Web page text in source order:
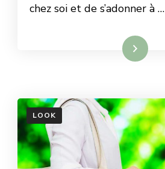
chez soi et de s’adonner à …
Lire la suite
LOOK